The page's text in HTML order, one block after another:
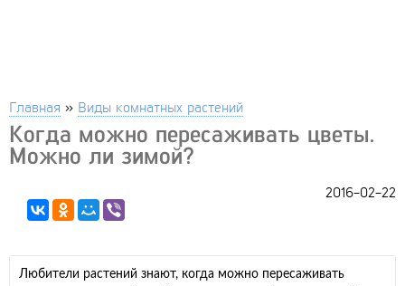
Главная » Виды комнатных растений
Когда можно пересаживать цветы.
Можно ли зимой?
2016-02-22
Любители растений знают, когда можно пересаживать